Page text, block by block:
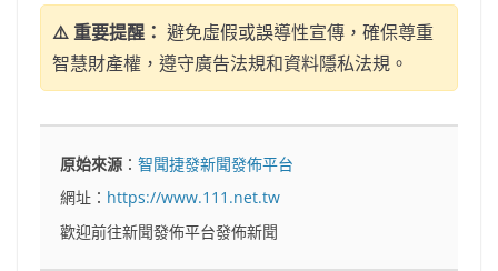
⚠️ 重要提醒： 避免虛假或誤導性宣傳，確保尊重
智慧財產權，遵守廣告法規和資料隱私法規。
原始來源 ：智聞捷發新聞發佈平台
網址： https://www.111.net.tw
歡迎前往新聞發佈平台發佈新聞